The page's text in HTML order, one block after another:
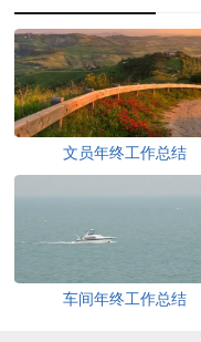
文员年终工作总结
车间年终工作总结